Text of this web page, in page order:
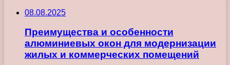
08.08.2025
Преимущества и особенности
алюминиевых окон для модернизации
жилых и коммерческих помещений